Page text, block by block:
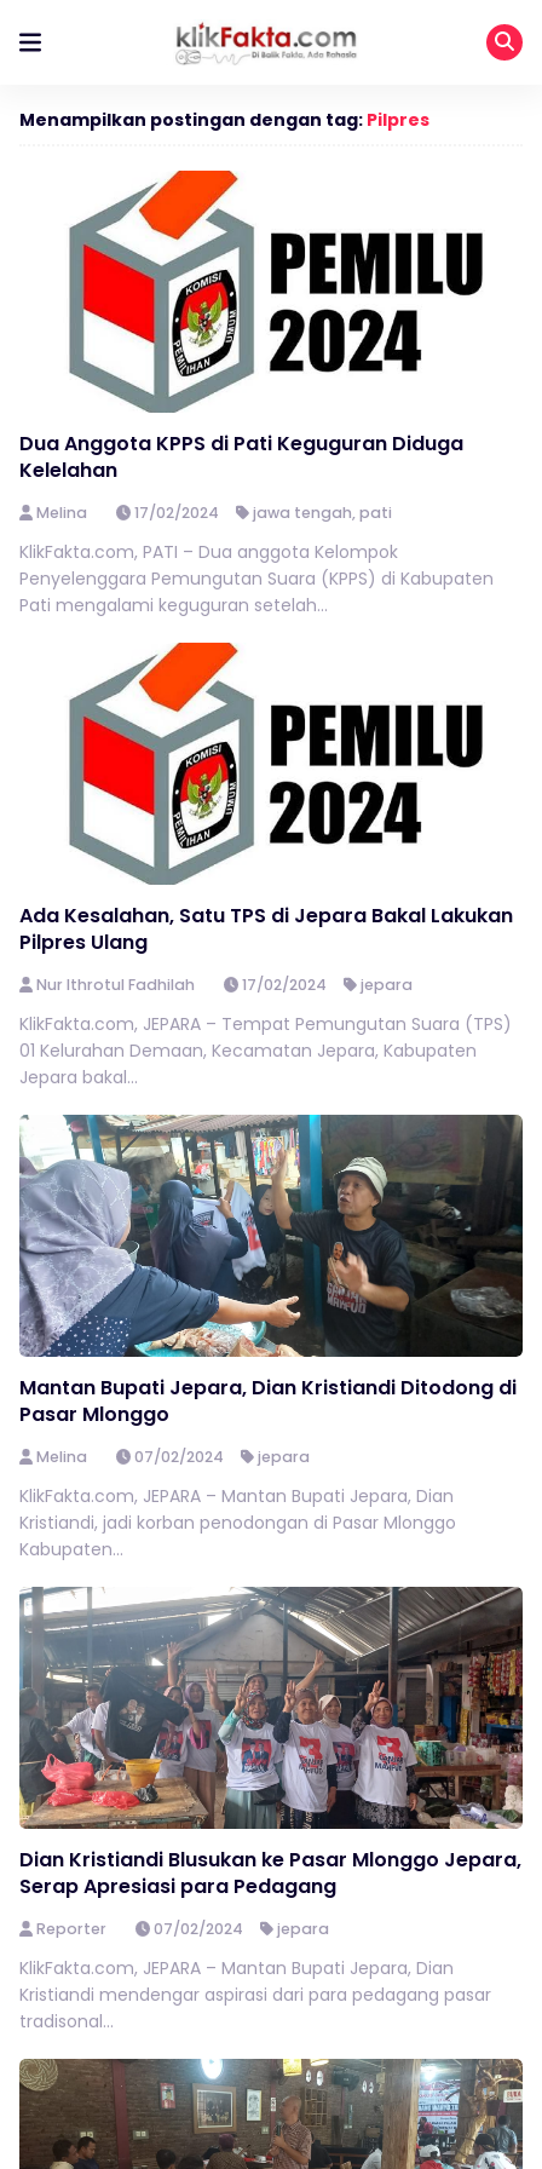
Menampilkan postingan dengan tag: Pilpres
Dua Anggota KPPS di Pati Keguguran Diduga
Kelelahan
Melina 17/02/2024 jawa tengah,pati
KlikFakta.com, PATI – Dua anggota Kelompok
Penyelenggara Pemungutan Suara (KPPS) di Kabupaten
Pati mengalami keguguran setelah...
Ada Kesalahan, Satu TPS di Jepara Bakal Lakukan
Pilpres Ulang
Nur Ithrotul Fadhilah 17/02/2024 jepara
KlikFakta.com, JEPARA – Tempat Pemungutan Suara (TPS)
01 Kelurahan Demaan, Kecamatan Jepara, Kabupaten
Jepara bakal...
Mantan Bupati Jepara, Dian Kristiandi Ditodong di
Pasar Mlonggo
Melina 07/02/2024 jepara
KlikFakta.com, JEPARA – Mantan Bupati Jepara, Dian
Kristiandi, jadi korban penodongan di Pasar Mlonggo
Kabupaten...
Dian Kristiandi Blusukan ke Pasar Mlonggo Jepara,
Serap Apresiasi para Pedagang
Reporter 07/02/2024 jepara
KlikFakta.com, JEPARA – Mantan Bupati Jepara, Dian
Kristiandi mendengar aspirasi dari para pedagang pasar
tradisonal...